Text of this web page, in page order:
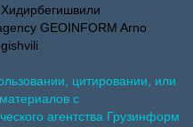
GEOINFORM Arno
цитировании, или
с
агентства Грузинформ